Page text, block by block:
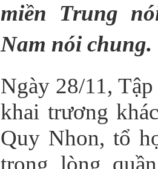
miền Trung
Nam nói chung.
Ngày 28/11,
khai trương
Quy Nhon, tổ